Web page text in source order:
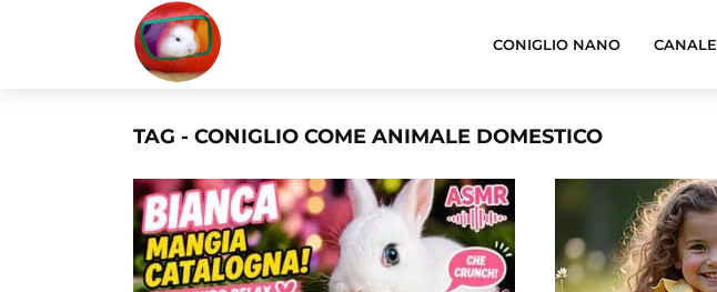
CONIGLIO NANO CANALE
TAG - CONIGLIO COME ANIMALE DOMESTICO